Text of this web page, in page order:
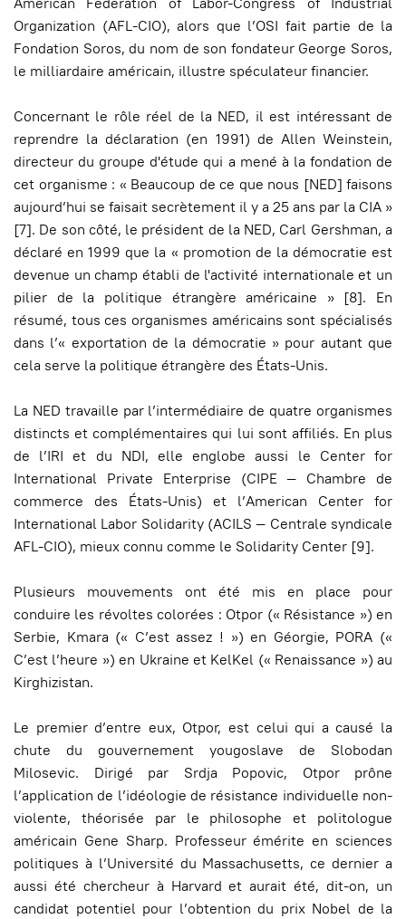
Organization (AFL-CIO), alors que l’OSI fait partie de la
Fondation Soros, du nom de son fondateur George Soros,
le milliardaire américain, illustre spéculateur financier.
Concernant le rôle réel de la NED, il est intéressant de
reprendre la déclaration (en 1991) de Allen Weinstein,
directeur du groupe d'étude qui a mené à la fondation de
cet organisme : « Beaucoup de ce que nous [NED] faisons
aujourd’hui se faisait secrètement il y a 25 ans par la CIA »
[7]. De son côté, le président de la NED, Carl Gershman, a
déclaré en 1999 que la « promotion de la démocratie est
devenue un champ établi de l'activité internationale et un
pilier de la politique étrangère américaine » [8]. En
résumé, tous ces organismes américains sont spécialisés
dans l’« exportation de la démocratie » pour autant que
cela serve la politique étrangère des États-Unis.
La NED travaille par l’intermédiaire de quatre organismes
distincts et complémentaires qui lui sont affiliés. En plus
de l’IRI et du NDI, elle englobe aussi le Center for
International Private Enterprise (CIPE — Chambre de
commerce des États-Unis) et l’American Center for
International Labor Solidarity (ACILS — Centrale syndicale
AFL-CIO), mieux connu comme le Solidarity Center [9].
Plusieurs mouvements ont été mis en place pour
conduire les révoltes colorées : Otpor (« Résistance ») en
Serbie, Kmara (« C’est assez ! ») en Géorgie, PORA («
C’est l’heure ») en Ukraine et KelKel (« Renaissance ») au
Kirghizistan.
Le premier d’entre eux, Otpor, est celui qui a causé la
chute du gouvernement yougoslave de Slobodan
Milosevic. Dirigé par Srdja Popovic, Otpor prône
l’application de l’idéologie de résistance individuelle non-
violente, théorisée par le philosophe et politologue
américain Gene Sharp. Professeur émérite en sciences
politiques à l’Université du Massachusetts, ce dernier a
aussi été chercheur à Harvard et aurait été, dit-on, un
candidat potentiel pour l’obtention du prix Nobel de la